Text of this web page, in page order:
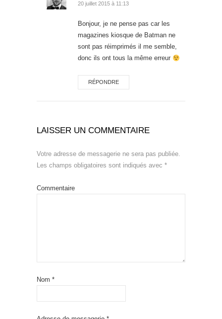
20 juillet 2015 à 11:13
Bonjour, je ne pense pas car les
magazines kiosque de Batman ne
sont pas réimprimés il me semble,
donc ils ont tous la même erreur
RÉPONDRE
LAISSER UN COMMENTAIRE
Votre adresse de messagerie ne sera pas publiée.
Les champs obligatoires sont indiqués avec *
Commentaire
Nom *